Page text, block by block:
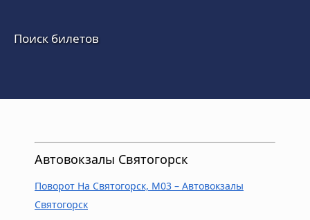
Поиск билетов
Автовокзалы Святогорск
Поворот На Святогорск, M03 – Автовокзалы
Святогорск